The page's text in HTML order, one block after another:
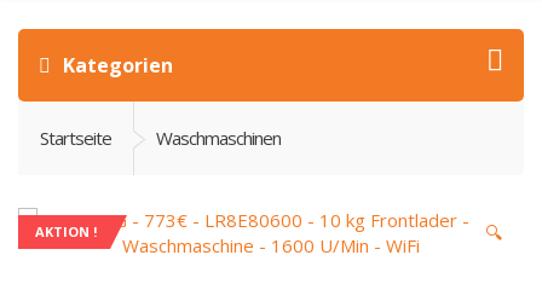
Kategorien
Startseite Waschmaschinen
AKTION ! 🔍